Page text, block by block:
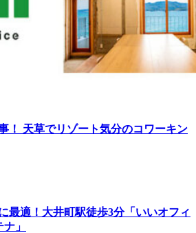
！ 天草でリゾート気分のコワーキン
最適！大井町駅徒歩3分「いいオフィ
」